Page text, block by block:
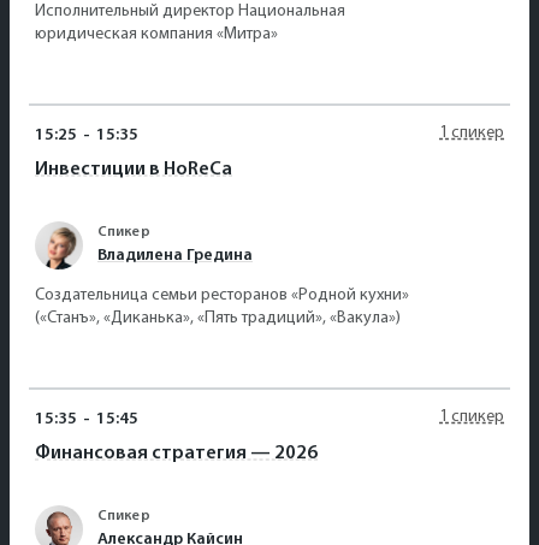
Исполнительный директор Национальная
юридическая компания «Митра»
15:25 - 15:35
Инвестиции в HoReCa
1 спикер
Спикер
Владилена Гредина
Создательница семьи ресторанов «Родной кухни»
(«Станъ», «Диканька», «Пять традиций», «Вакула»)
15:35 - 15:45
Финансовая стратегия — 2026
1 спикер
Спикер
Александр Кайсин